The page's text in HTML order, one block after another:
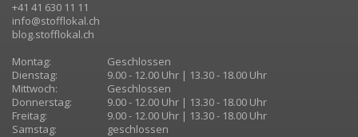
+41 41 630 11 11
info@stofflokal.ch
blog.stofflokal.ch
Montag:
Geschlossen
Dienstag:
9.00 - 12.00 Uhr | 13.30 - 18.00 Uhr
Mittwoch:
Geschlossen
Donnerstag:
9.00 - 12.00 Uhr | 13.30 - 18.00 Uhr
Freitag:
9.00 - 12.00 Uhr | 13.30 - 18.00 Uhr
Samstag:
geschlossen